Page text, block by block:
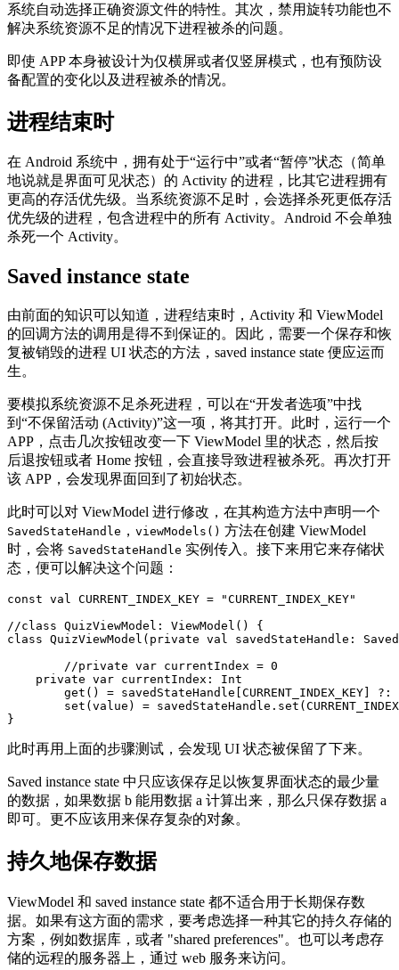
系统自动选择正确资源文件的特性。其次，禁用旋转功能也不
解决系统资源不足的情况下进程被杀的问题。
即使 APP 本身被设计为仅横屏或者仅竖屏模式，也有预防设
备配置的变化以及进程被杀的情况。
进程结束时
在 Android 系统中，拥有处于“运行中”或者“暂停”状态（简单
地说就是界面可见状态）的 Activity 的进程，比其它进程拥有
更高的存活优先级。当系统资源不足时，会选择杀死更低存活
优先级的进程，包含进程中的所有 Activity。Android 不会单独
杀死一个 Activity。
Saved instance state
由前面的知识可以知道，进程结束时，Activity 和 ViewModel
的回调方法的调用是得不到保证的。因此，需要一个保存和恢
复被销毁的进程 UI 状态的方法，saved instance state 便应运而
生。
要模拟系统资源不足杀死进程，可以在“开发者选项”中找
到“不保留活动 (Activity)”这一项，将其打开。此时，运行一个
APP，点击几次按钮改变一下 ViewModel 里的状态，然后按
后退按钮或者 Home 按钮，会直接导致进程被杀死。再次打开
该 APP，会发现界面回到了初始状态。
此时可以对 ViewModel 进行修改，在其构造方法中声明一个
SavedStateHandle ， viewModels() 方法在创建 ViewModel
时，会将 SavedStateHandle 实例传入。接下来用它来存储状
态，便可以解决这个问题：
const val CURRENT_INDEX_KEY =
"CURRENT_INDEX_KEY"
//class QuizViewModel: ViewModel() {
class QuizViewModel ( private val savedStateHandle :
//private var currentIndex = 0
private var currentIndex :
Int
get () = savedStateHandle CURRENT_INDEX_KEY
?:
set ( value ) = savedStateHandle . set (
}
此时再用上面的步骤测试，会发现 UI 状态被保留了下来。
Saved instance state 中只应该保存足以恢复界面状态的最少量
的数据，如果数据 b 能用数据 a 计算出来，那么只保存数据 a
即可。更不应该用来保存复杂的对象。
持久地保存数据
ViewModel 和 saved instance state 都不适合用于长期保存数
据。如果有这方面的需求，要考虑选择一种其它的持久存储的
方案，例如数据库，或者 "shared preferences"。也可以考虑存
储的远程的服务器上，通过 web 服务来访问。